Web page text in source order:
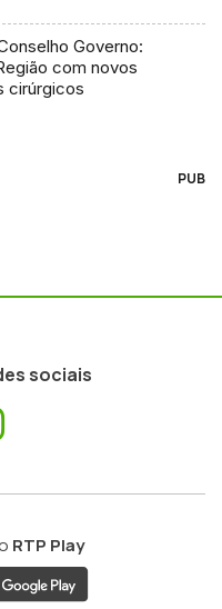
Governo:
com novos
cirúrgicos
PUB
sociais
RTP Play